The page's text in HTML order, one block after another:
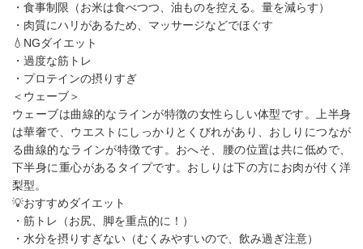
・食事制限（お米は食べつつ、油ものを控える。量を減らす）
・肉質にハリがあるため、マッサージなどでほぐす
💧NGダイエット
・過度な筋トレ
・プロテインの摂りすぎ
＜ウェーブ＞
ウェーブは曲線的なラインが特徴の女性らしい体型です。上半身
は華奢で、ウエストにしっかりとくびれがあり、おしりにつなが
る曲線的なラインが特徴です。おへそ、腰の位置は共に低めで、
下半身に重心があるタイプです。おしりは下の方にお肉が付く洋
梨型。
💡おすすめダイエット
・筋トレ（お尻、脚を重点的に！）
・水分を摂りすぎない（むくみやすいので、飲み過ぎ注意）